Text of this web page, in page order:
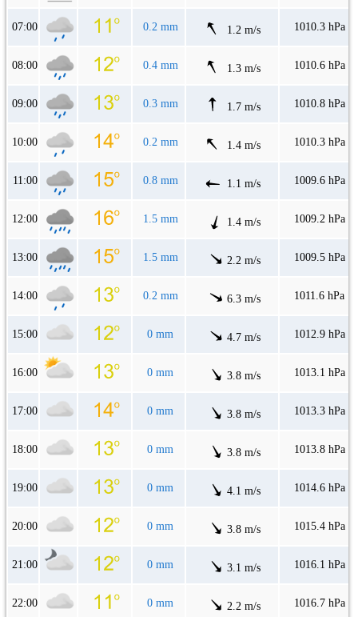
07:00 0.2 mm 1.2 m/s 1010.3 hPa
08:00 0.4 mm 1.3 m/s 1010.6 hPa
09:00 0.3 mm 1.7 m/s 1010.8 hPa
10:00 0.2 mm 1.4 m/s 1010.3 hPa
11:00 0.8 mm 1.1 m/s 1009.6 hPa
12:00 1.5 mm 1.4 m/s 1009.2 hPa
13:00 1.5 mm 2.2 m/s 1009.5 hPa
14:00 0.2 mm 6.3 m/s 1011.6 hPa
15:00 0 mm 4.7 m/s 1012.9 hPa
16:00 0 mm 3.8 m/s 1013.1 hPa
17:00 0 mm 3.8 m/s 1013.3 hPa
18:00 0 mm 3.8 m/s 1013.8 hPa
19:00 0 mm 4.1 m/s 1014.6 hPa
20:00 0 mm 3.8 m/s 1015.4 hPa
21:00 0 mm 3.1 m/s 1016.1 hPa
22:00 0 mm 2.2 m/s 1016.7 hPa